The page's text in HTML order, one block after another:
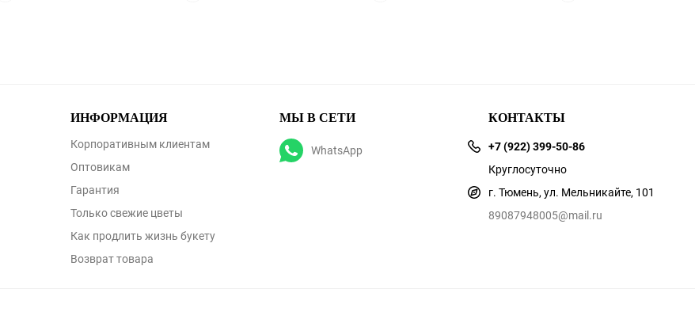
ИНФОРМАЦИЯ
Корпоративным клиентам
Оптовикам
Гарантия
Только свежие цветы
Как продлить жизнь букету
Возврат товара
МЫ В СЕТИ
WhatsApp
КОНТАКТЫ
+7 (922) 399-50-86
Круглосуточно
г. Тюмень, ул. Мельникайте, 101
89087948005@mail.ru